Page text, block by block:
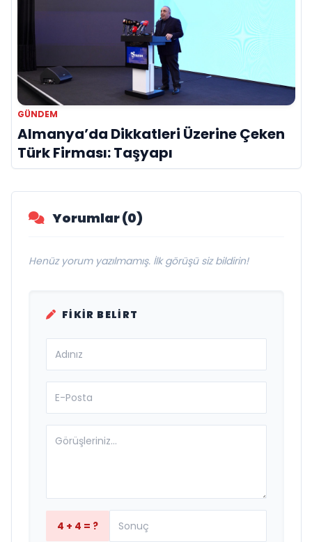
GÜNDEM
Almanya’da Dikkatleri Üzerine Çeken
Türk Firması: Taşyapı
Yorumlar (0)
Henüz yorum yazılmamış. İlk görüşü siz bildirin!
FIKIR BELIRT
4 + 4 = ?